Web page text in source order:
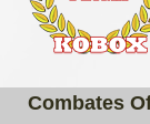
Combates